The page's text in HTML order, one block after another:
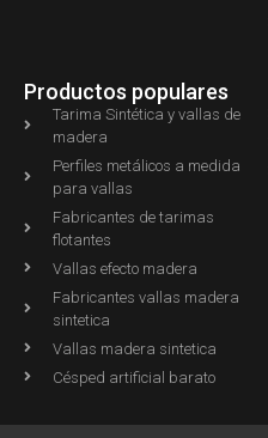
Productos populares
Tarima Sintética y vallas de
madera
Perfiles metálicos a medida
para vallas
Fabricantes de tarimas
flotantes
Vallas efecto madera
Fabricantes vallas madera
sintetica
Vallas madera sintetica
Césped artificial barato